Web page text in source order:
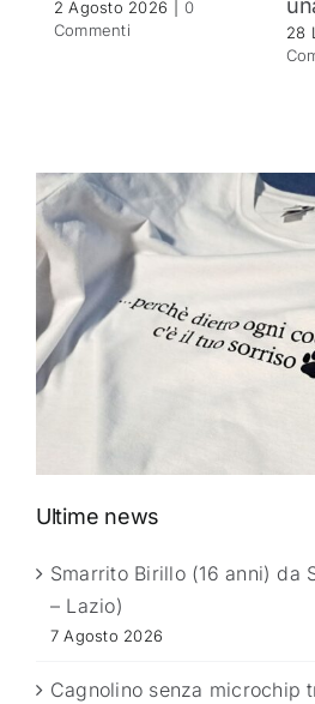
2 Agosto 2026
0
Commenti
28
Ultime news
Smarrito Birillo (16 anni) da
– Lazio)
7 Agosto 2026
Cagnolino senza microchip